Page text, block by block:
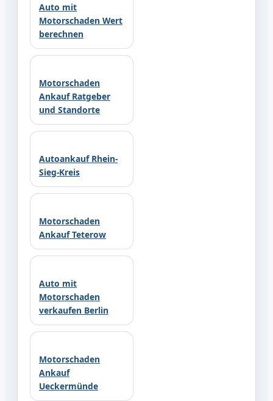
Auto mit
Motorschaden Wert
berechnen
Motorschaden
Ankauf Ratgeber
und Standorte
Autoankauf Rhein-
Sieg-Kreis
Motorschaden
Ankauf Teterow
Auto mit
Motorschaden
verkaufen Berlin
Motorschaden
Ankauf
Ueckermünde